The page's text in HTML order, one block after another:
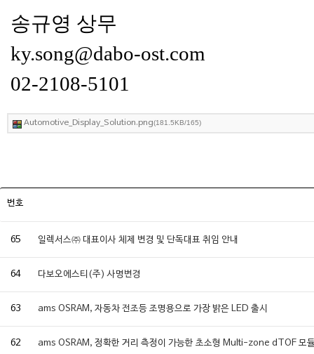
송규영 상무
ky.song@dabo-ost.com
02-2108-5101
Automotive_Display_Solution.png(181.5KB/165)
번호
65 일렉서스㈜ 대표이사 체제 변경 및 단독대표 취임 안내
64 다보오에스티(주) 사명변경
63 ams OSRAM, 자동차 전조등 조명용으로 가장 밝은 LED 출시
62 ams OSRAM, 정확한 거리 측정이 가능한 초소형 Multi-zone dTOF 모